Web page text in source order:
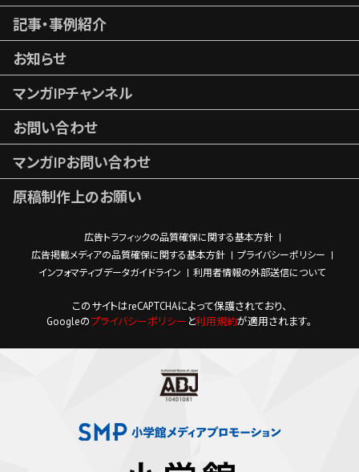
記事・事例紹介
お知らせ
マンガIPチャンネル
お問い合わせ
マンガIPお問い合わせ
原稿制作上のお願い
広告トラフィックの品質確保に関する基本方針
広告掲載メディアの品質確保に関する基本方針
プライバシーポリシー
インフォマティブデータガイドライン
利用者情報の外部送信について
このサイトはreCAPTCHAによって保護されており、
Googleのプライバシーポリシー と利用規約が適用されます。